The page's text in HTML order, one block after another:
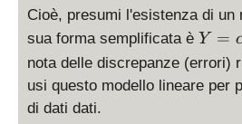
Cioè, presumi l'esistenza di un
sua forma semplificata è Y
=
al
Y =
nota delle discrepanze (errori)
usi questo modello lineare per
di dati dati.